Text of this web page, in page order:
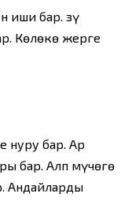
бар. Өзү
Көлөкө жерге
нуру бар. Ар
бар. Алп мүчөгө
Андайларды